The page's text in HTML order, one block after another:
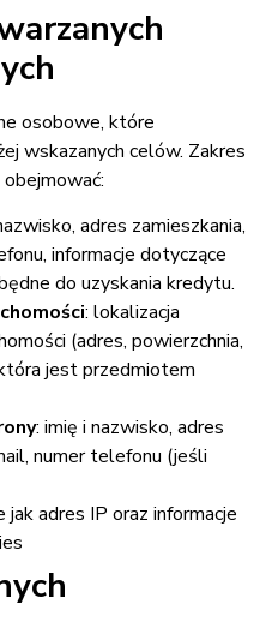
osobowe, które
wskazanych celów. Zakres
adres zamieszkania,
informacje dotyczące
do uzyskania kredytu.
: lokalizacja
(adres, powierzchnia,
jest przedmiotem
: imię i nazwisko, adres
numer telefonu (jeśli
jak adres IP oraz informacje